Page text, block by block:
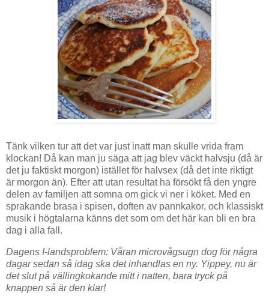
Tänk vilken tur att det var just inatt man skulle vrida fram
klockan! Då kan man ju säga att jag blev väckt halvsju (då är
det ju faktiskt morgon) istället för halvsex (då det inte riktigt
är morgon än). Efter att utan resultat ha försökt få den yngre
delen av familjen att somna om gick vi ner i köket. Med en
sprakande brasa i spisen, doften av pannkakor, och klassiskt
musik i högtalarna känns det som om det här kan bli en bra
dag i alla fall.
Dagens I-landsproblem: Våran microvågsugn dog för några
dagar sedan så idag ska det inhandlas en ny. Yippey, nu är
det slut på vällingkokande mitt i natten, bara tryck på
knappen så är den klar!